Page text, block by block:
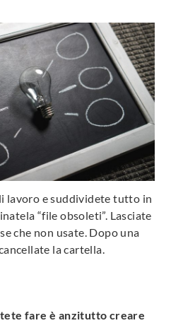
lavoro e suddividete tutto in
“file obsoleti”. Lasciate
che non usate. Dopo una
la cartella.
fare è anzitutto creare